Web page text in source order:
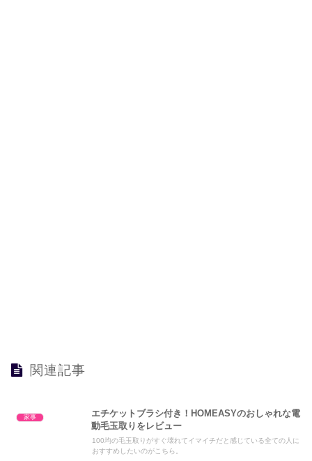
関連記事
家事
エチケットブラシ付き！HOMEASYのおしゃれな電
動毛玉取りをレビュー
100均の毛玉取りがすぐ壊れてイマイチだと感じている全ての人に
おすすめしたいのがこちら。